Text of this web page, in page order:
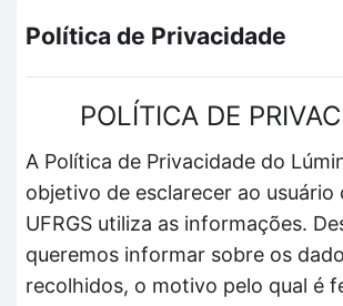
Política de Privacidade
POLÍTICA DE
A Política de Privacidade do
objetivo de esclarecer ao usuário
UFRGS utiliza as informações.
queremos informar sobre os
recolhidos, o motivo pelo qual é